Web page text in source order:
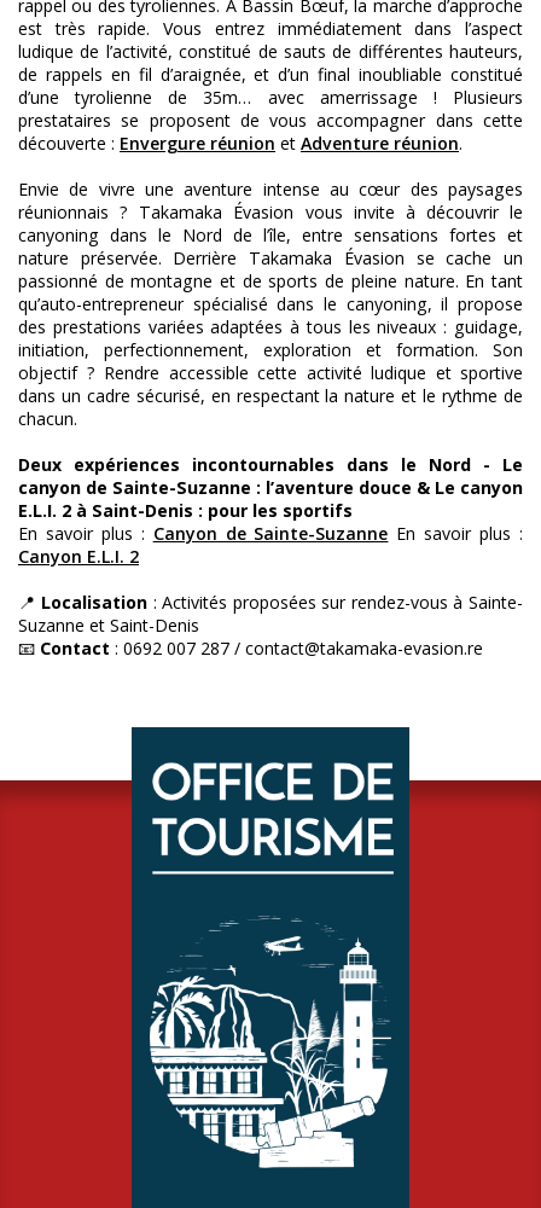
rappel ou des tyroliennes. A Bassin Bœuf, la marche d’approche
est très rapide. Vous entrez immédiatement dans l’aspect
ludique de l’activité, constitué de sauts de différentes hauteurs,
de rappels en fil d’araignée, et d’un final inoubliable constitué
d’une tyrolienne de 35m… avec amerrissage ! Plusieurs
prestataires se proposent de vous accompagner dans cette
découverte : Envergure réunion et Adventure réunion.
Envie de vivre une aventure intense au cœur des paysages
réunionnais ? Takamaka Évasion vous invite à découvrir le
canyoning dans le Nord de l’île, entre sensations fortes et
nature préservée. Derrière Takamaka Évasion se cache un
passionné de montagne et de sports de pleine nature. En tant
qu’auto-entrepreneur spécialisé dans le canyoning, il propose
des prestations variées adaptées à tous les niveaux : guidage,
initiation, perfectionnement, exploration et formation. Son
objectif ? Rendre accessible cette activité ludique et sportive
dans un cadre sécurisé, en respectant la nature et le rythme de
chacun.
Deux expériences incontournables dans le Nord - Le
canyon de Sainte-Suzanne : l’aventure douce & Le canyon
E.L.I. 2 à Saint-Denis : pour les sportifs
En savoir plus : Canyon de Sainte-Suzanne En savoir plus :
Canyon E.L.I. 2
📍 Localisation : Activités proposées sur rendez-vous à Sainte-
Suzanne et Saint-Denis
📧 Contact : 0692 007 287 / contact@takamaka-evasion.re